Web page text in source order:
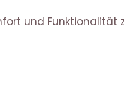
und Funktionalität